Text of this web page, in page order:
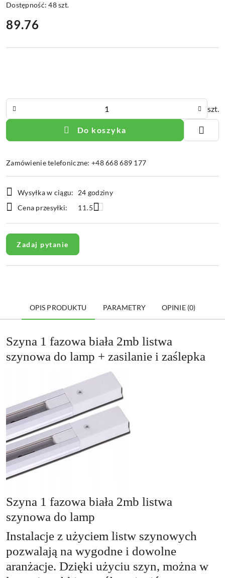
Dostępność:48szt.
cena:
89.76
szt.
Do koszyka
Zamówienie telefoniczne: +48 668 689 177
i
dostawa
Wysyłka w ciągu:
24 godziny
Cena przesyłki:
11.5
Zadaj pytanie
OPIS PRODUKTU PARAMETRY OPINIE (0)
Szyna 1 fazowa biała 2mb listwa
szynowa do lamp + zasilanie i zaślepka
Szyna 1 fazowa biała 2mb listwa
szynowa do lamp
Instalacje z użyciem listw szynowych
pozwalają na wygodne i dowolne
aranżacje. Dzięki użyciu szyn, można w